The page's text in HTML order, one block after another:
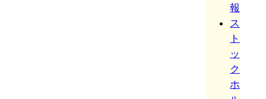
報
ス
ト
ッ
ク
ホ